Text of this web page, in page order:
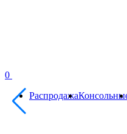
0
Распродажа